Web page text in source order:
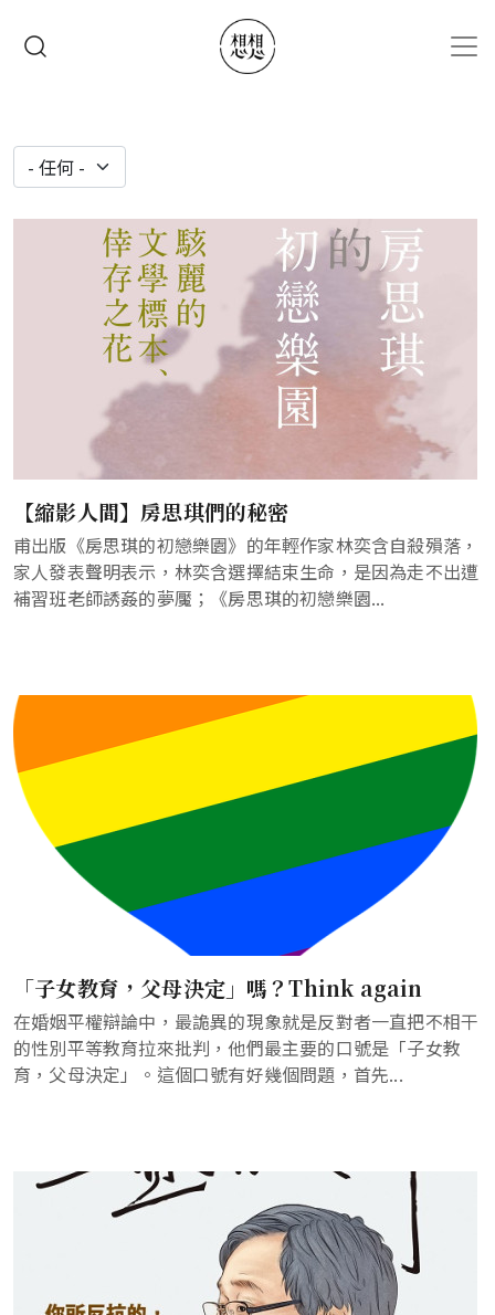
【縮影人間】房思琪們的秘密
甫出版《房思琪的初戀樂園》的年輕作家林奕含自殺殞落，
家人發表聲明表示，林奕含選擇結束生命，是因為走不出遭
補習班老師誘姦的夢魘；《房思琪的初戀樂園...
「子女教育，父母決定」嗎？Think again
在婚姻平權辯論中，最詭異的現象就是反對者一直把不相干
的性別平等教育拉來批判，他們最主要的口號是「子女教
育，父母決定」。這個口號有好幾個問題，首先...